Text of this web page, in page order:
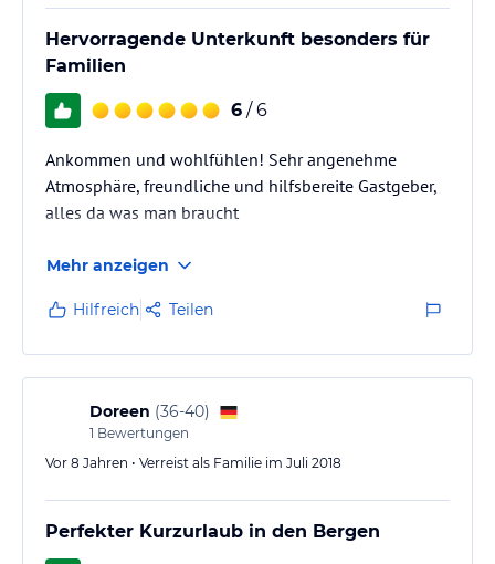
Hervorragende Unterkunft besonders für
Familien
6 / 6
Ankommen und wohlfühlen! Sehr angenehme
Atmosphäre, freundliche und hilfsbereite Gastgeber,
alles da was man braucht
Mehr anzeigen
Hilfreich Teilen
Doreen (36-40)
1 Bewertungen
Vor 8 Jahren • Verreist als Familie im Juli 2018
Perfekter Kurzurlaub in den Bergen